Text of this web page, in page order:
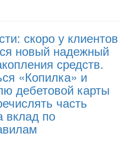
скоро у клиентов
новый надежный
средств.
«Копилка» и
дебетовой карты
часть
вклад по